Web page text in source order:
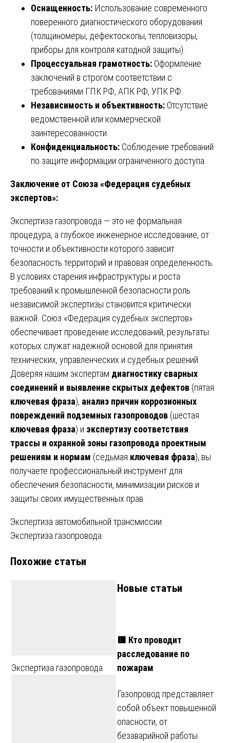
Оснащенность: Использование современного
поверенного диагностического оборудования
(толщиномеры, дефектоскопы, тепловизоры,
приборы для контроля катодной защиты).
Процессуальная грамотность: Оформление
заключений в строгом соответствии с
требованиями ГПК РФ, АПК РФ, УПК РФ.
Независимость и объективность: Отсутствие
ведомственной или коммерческой
заинтересованности.
Конфиденциальность: Соблюдение требований
по защите информации ограниченного доступа.
Заключение от Союза «Федерация судебных
экспертов»:
Экспертиза газопровода — это не формальная
процедура, а глубокое инженерное исследование, от
точности и объективности которого зависит
безопасность территорий и правовая определенность.
В условиях старения инфраструктуры и роста
требований к промышленной безопасности роль
независимой экспертизы становится критически
важной. Союз «Федерация судебных экспертов»
обеспечивает проведение исследований, результаты
которых служат надежной основой для принятия
технических, управленческих и судебных решений.
Доверяя нашим экспертам диагностику сварных
соединений и выявление скрытых дефектов (пятая
ключевая фраза), анализ причин коррозионных
повреждений подземных газопроводов (шестая
ключевая фраза) и экспертизу соответствия
трассы и охранной зоны газопровода проектным
решениям и нормам (седьмая ключевая фраза), вы
получаете профессиональный инструмент для
обеспечения безопасности, минимизации рисков и
защиты своих имущественных прав.
Навигация
записям
Экспертиза автомобильной трансмиссии
Экспертиза газопровода
Похожие статьи
Экспертиза газопровода
Новые статьи
🟥 Кто проводит
расследование по
пожарам
Газопровод представляет
собой объект повышенной
опасности, от
безаварийной работы